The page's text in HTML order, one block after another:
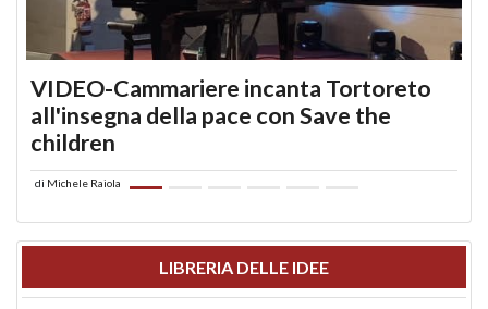
VIDEO-Cammariere incanta Tortoreto
all'insegna della pace con Save the
children
di Michele Raiola
LIBRERIA DELLE IDEE